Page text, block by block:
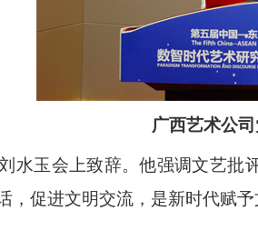
广西艺术公
水玉会上致辞。他强调文艺
，促进文明交流，是新时代赋